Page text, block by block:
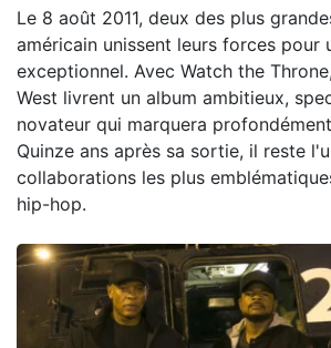
Le 8 août 2011, deux des plus
américain unissent leurs forces pour
exceptionnel. Avec Watch the
West livrent un album ambitieux,
novateur qui marquera
Quinze ans après sa sortie, il reste
collaborations les plus
hip-hop.